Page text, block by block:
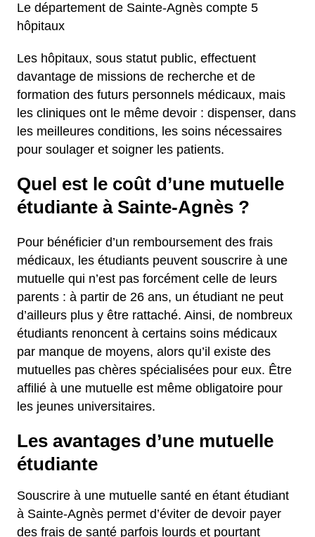
Le département de Sainte-Agnès compte 5
hôpitaux
Les hôpitaux, sous statut public, effectuent
davantage de missions de recherche et de
formation des futurs personnels médicaux, mais
les cliniques ont le même devoir : dispenser, dans
les meilleures conditions, les soins nécessaires
pour soulager et soigner les patients.
Quel est le coût d’une mutuelle
étudiante à Sainte-Agnès ?
Pour bénéficier d’un remboursement des frais
médicaux, les étudiants peuvent souscrire à une
mutuelle qui n’est pas forcément celle de leurs
parents : à partir de 26 ans, un étudiant ne peut
d’ailleurs plus y être rattaché. Ainsi, de nombreux
étudiants renoncent à certains soins médicaux
par manque de moyens, alors qu’il existe des
mutuelles pas chères spécialisées pour eux. Être
affilié à une mutuelle est même obligatoire pour
les jeunes universitaires.
Les avantages d’une mutuelle
étudiante
Souscrire à une mutuelle santé en étant étudiant
à Sainte-Agnès permet d’éviter de devoir payer
des frais de santé parfois lourds et pourtant